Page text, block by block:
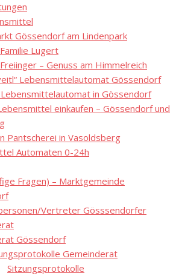
Gössendorf am Lindenpark
Lugert
– Genuss am Himmelreich
Lebensmittelautomat Gössendorf
in Gössendorf
einkaufen – Gössendorf und
Pantscherei in Vasoldsberg
Automaten 0-24h
Fragen) – Marktgemeinde
Vertreter Gösssendorfer
Gössendorf
Gemeinderat
Sitzungsprotokolle